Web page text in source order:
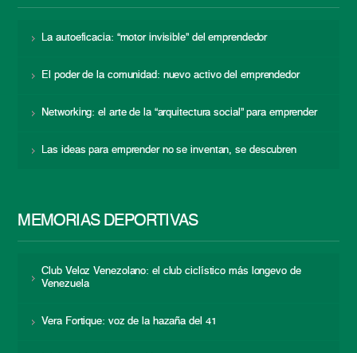
La autoeficacia: “motor invisible” del emprendedor
El poder de la comunidad: nuevo activo del emprendedor
Networking: el arte de la “arquitectura social” para emprender
Las ideas para emprender no se inventan, se descubren
MEMORIAS DEPORTIVAS
Club Veloz Venezolano: el club ciclístico más longevo de
Venezuela
Vera Fortique: voz de la hazaña del 41